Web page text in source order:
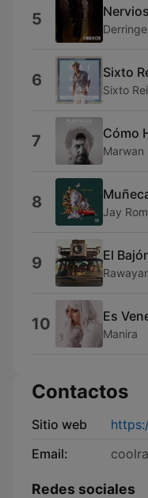
5
6 Sixto
Sixto
7 Cómo
Marwan
8 Jay
9 El
10 Es
Manira
Contactos
Sitio web
Email:
Redes sociales